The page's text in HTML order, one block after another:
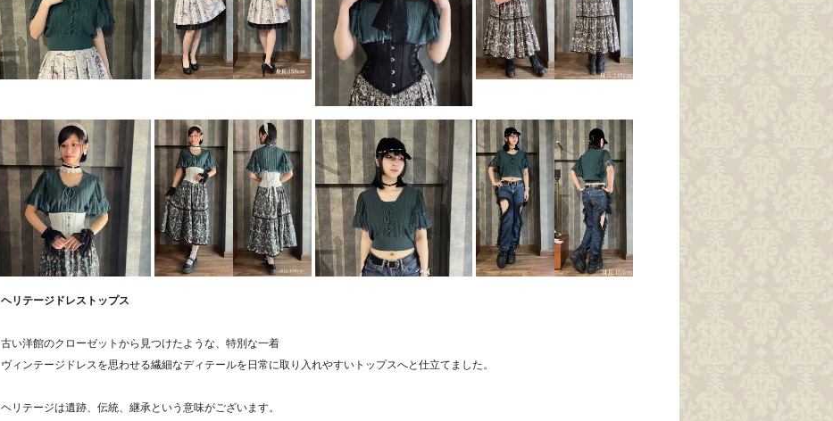
ヘリテージドレストップス
古い洋館のクローゼットから見つけたような、特別な一着
ヴィンテージドレスを思わせる繊細なディテールを日常に取り入れやすいトップスへと仕立てました。
ヘリテージは遺跡、伝統、継承という意味がございます。